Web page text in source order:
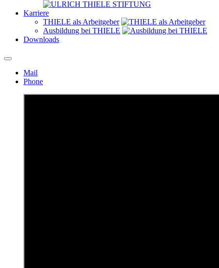
Karriere
THIELE als Arbeitgeber
Ausbildung bei THIELE
Downloads
Mail
Phone